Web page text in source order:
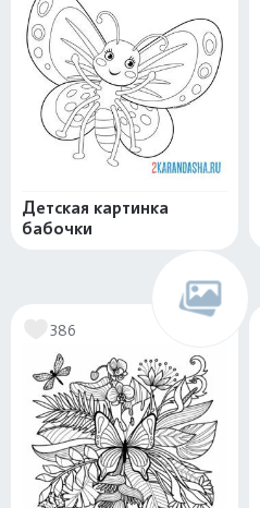
Детская картинка
бабочки
386